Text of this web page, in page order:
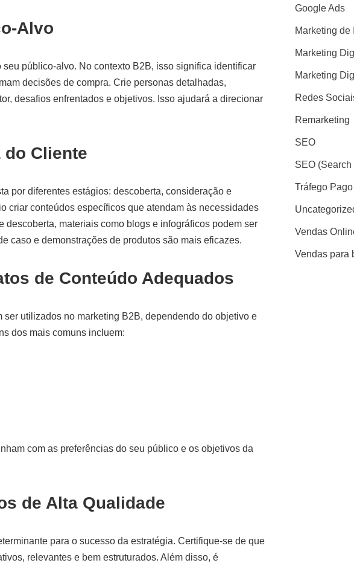
Alvo
público-alvo. No contexto B2B, isso significa identificar
decisões de compra. Crie personas detalhadas,
desafios enfrentados e objetivos. Isso ajudará a direcionar
do Cliente
por diferentes estágios: descoberta, consideração e
criar conteúdos específicos que atendam às necessidades
descoberta, materiais como blogs e infográficos podem ser
caso e demonstrações de produtos são mais eficazes.
de Conteúdo Adequados
ser utilizados no marketing B2B, dependendo do objetivo e
dos mais comuns incluem:
com as preferências do seu público e os objetivos da
de Alta Qualidade
para o sucesso da estratégia. Certifique-se de que
relevantes e bem estruturados. Além disso, é
Google Ads
Marketing de
Marketing
Marketing
Redes
Remarketing
SEO
SEO
Tráfego Pago
Vendas
Vendas para